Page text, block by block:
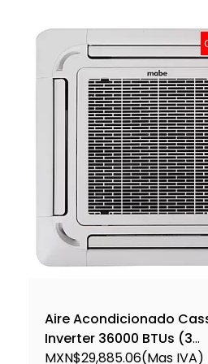
Aire Acondicionado
Inverter 36000 BTUs (3
Toneladas) Frío Calor
MXN$29,885.06(Mas IVA)